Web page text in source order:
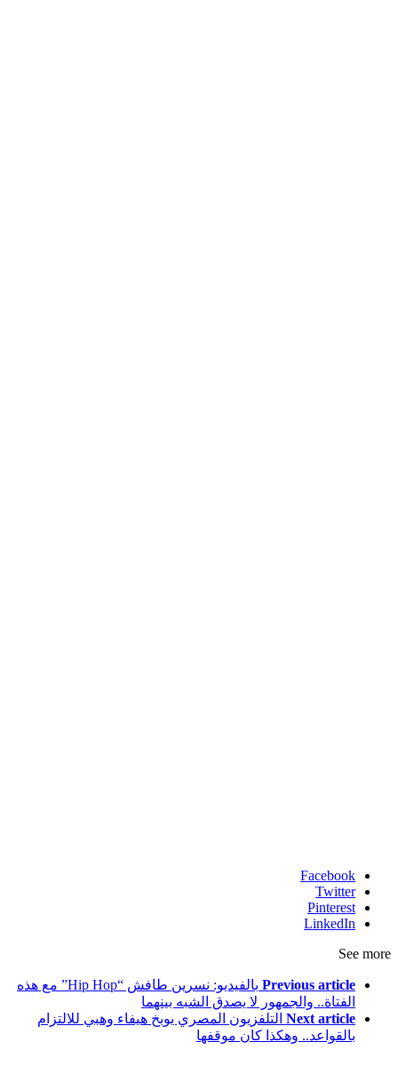
Facebook
Twitter
Pinterest
LinkedIn
See more
Previous article
بالفيديو: نسرين طافش “Hip Hop” مع هذه
الفتاة.. والجمهور لا يصدق الشبه بينهما
Next article التلفزيون المصري يوبخ هيفاء وهبي للالتزام
بالقواعد.. وهكذا كان موقفها